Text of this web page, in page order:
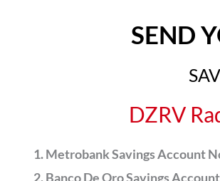
SEND
DZRV
Metrobank Savings Account
Banco De Oro Savings